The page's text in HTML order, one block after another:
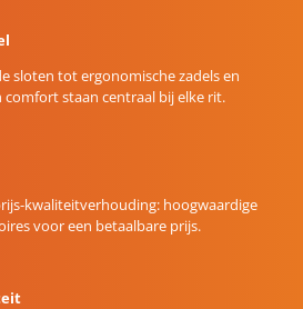
sloten tot ergonomische zadels en
comfort staan centraal bij elke rit.
kwaliteitverhouding: hoogwaardige
voor een betaalbare prijs.